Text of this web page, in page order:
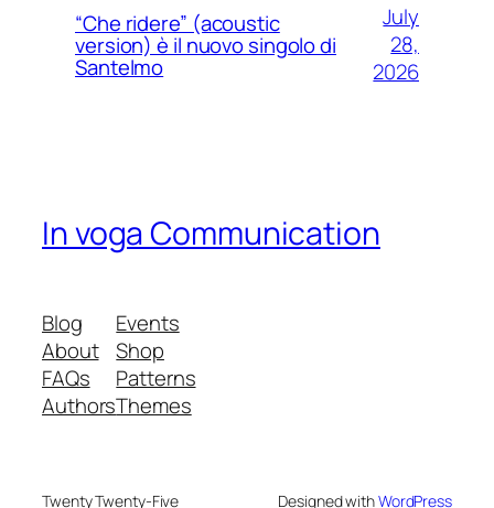
“Che ridere” (acoustic
version) è il nuovo singolo di
Santelmo
July
28,
2026
In voga Communication
Blog
About
FAQs
Authors
Events
Shop
Patterns
Themes
Twenty Twenty-Five Designed withWordPress